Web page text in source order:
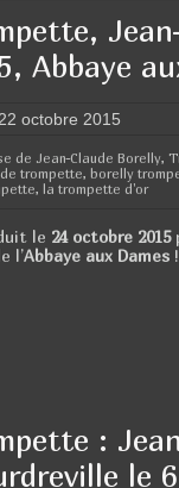
Abbaye
22 octobre 2015
de Jean-Claude Borelly
trompette ,borelly
,la trompette d'or
le 24 octobre 2015
l’Abbaye aux Dames!
:
le